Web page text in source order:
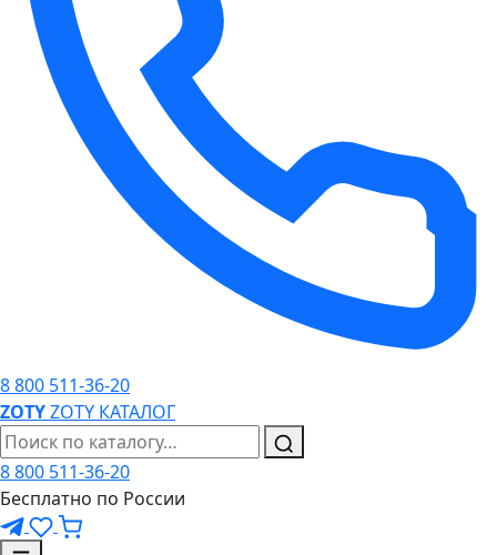
8 800 511-36-20
ZOTYZOTY КАТАЛОГ
8 800 511-36-20
Бесплатно по России